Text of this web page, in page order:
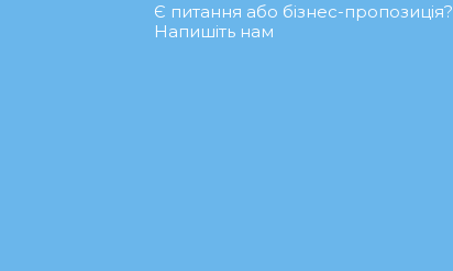
Є питання або бізнес-пропозиція?
Напишіть нам